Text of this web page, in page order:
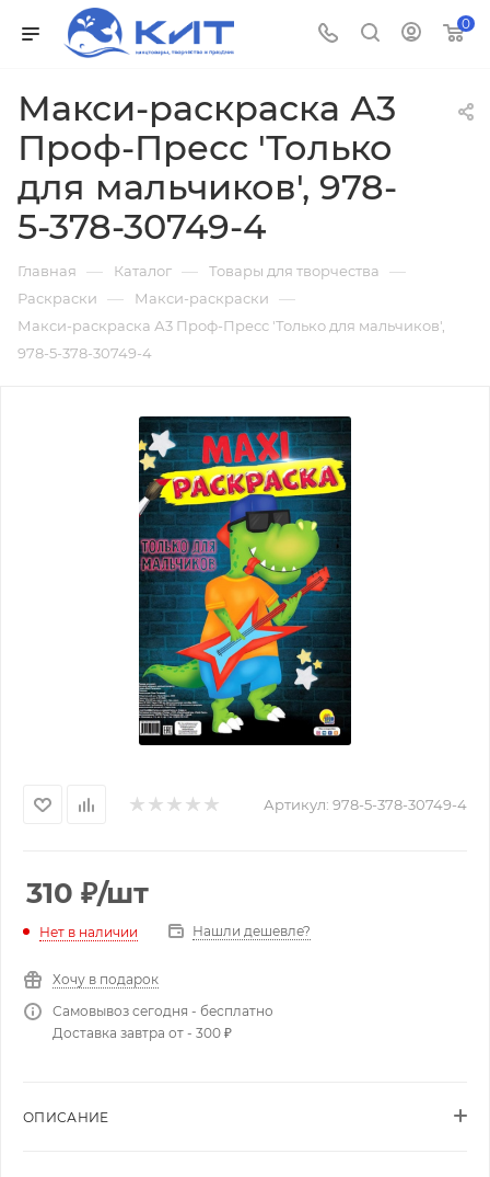
0
Макси-раскраска А3
Проф-Пресс 'Только
для мальчиков', 978-
5-378-30749-4
Главная — Каталог — Товары для творчества —
Раскраски — Макси-раскраски —
Макси-раскраска А3 Проф-Пресс 'Только для мальчиков',
978-5-378-30749-4
Артикул: 978-5-378-30749-4
310 ₽/шт
Нет в наличии Нашли дешевле?
Хочу в подарок
Самовывоз сегодня - бесплатно
Доставка завтра от - 300 ₽
ОПИСАНИЕ